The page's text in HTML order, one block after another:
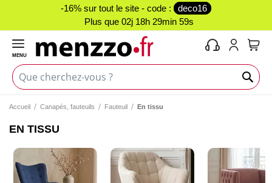
-16% sur tout le site - code :
deco16
Plus que 02j 18h 29min 59s
MENU
Accueil Canapés, fauteuils Fauteuil En tissu
EN TISSU